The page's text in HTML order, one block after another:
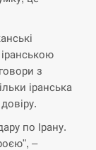
рост” атак
з
іранська
по Ірану.
–